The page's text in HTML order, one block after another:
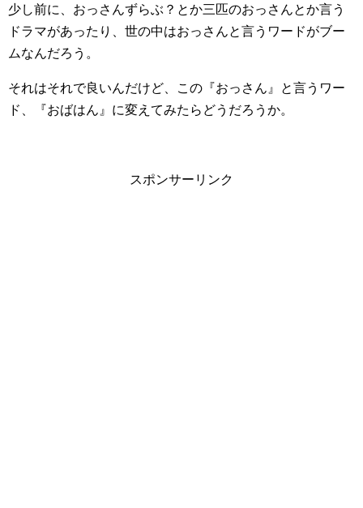
少し前に、おっさんずらぶ？とか三匹のおっさんとか言う
ドラマがあったり、世の中はおっさんと言うワードがブー
ムなんだろう。
それはそれで良いんだけど、この『おっさん』と言うワー
ド、『おばはん』に変えてみたらどうだろうか。
スポンサーリンク